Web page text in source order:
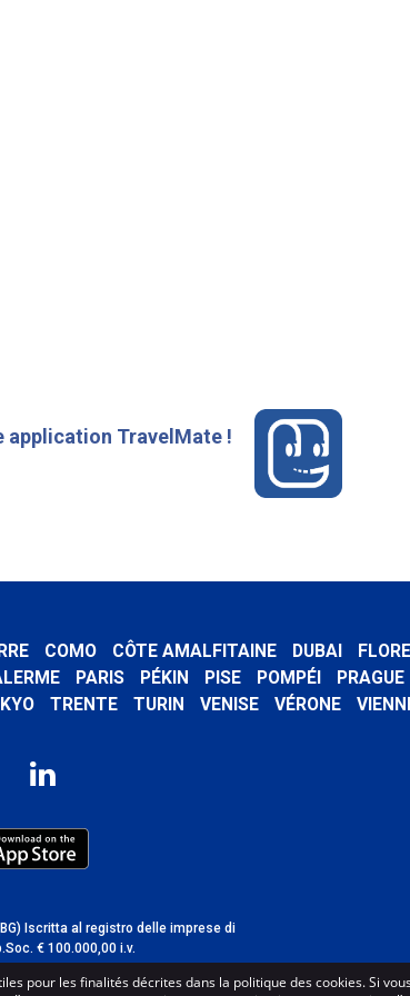
application TravelMate !
COMO CÔTE AMALFITAINE DUBAI
PARIS PÉKIN PISE POMPÉI PRAGUE
TRENTE TURIN VENISE VÉRONE
Iscritta al registro delle imprese di
€ 100.000,00 i.v.
- CREDITS
pour les finalités décrites dans la politique des cookies. Si